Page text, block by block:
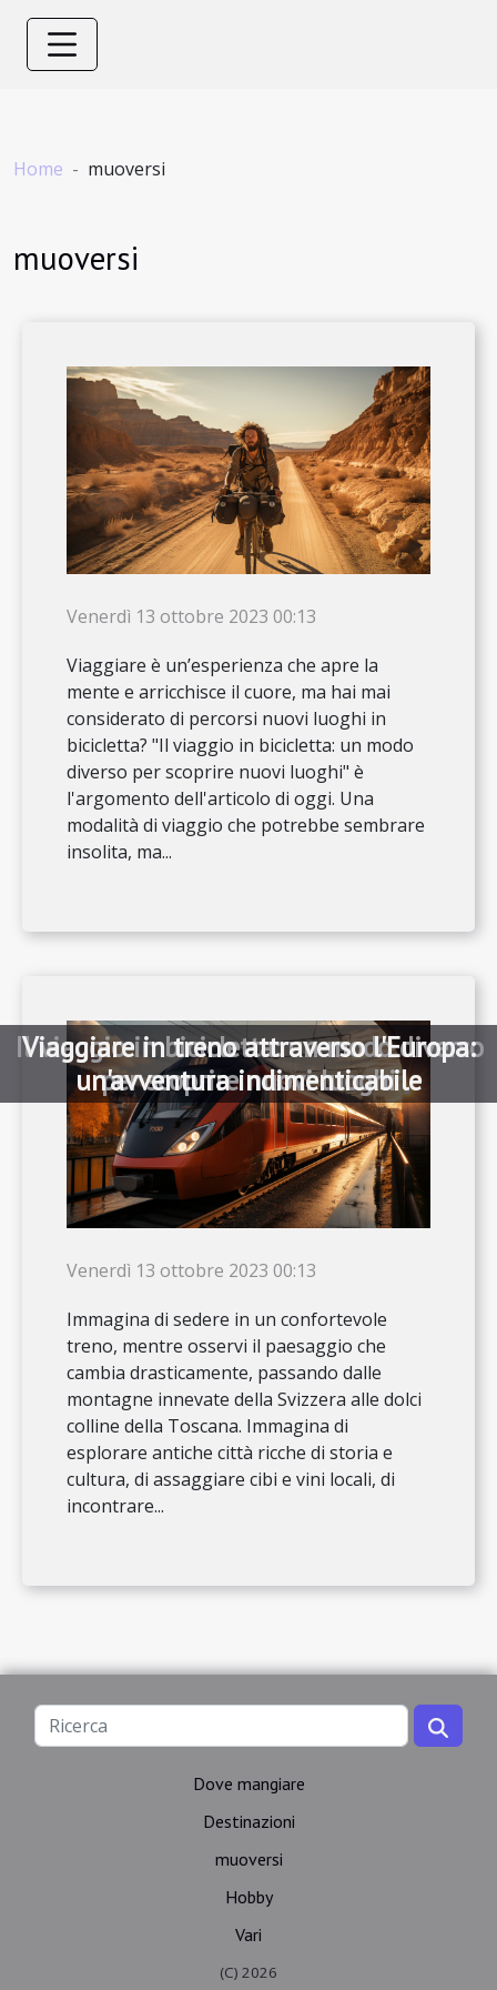
Home muoversi
muoversi
Il viaggio in bicicletta: un modo diverso
per scoprire nuovi luoghi
Venerdì 13 ottobre 2023 00:13
Viaggiare è un’esperienza che apre la
mente e arricchisce il cuore, ma hai mai
considerato di percorsi nuovi luoghi in
bicicletta? "Il viaggio in bicicletta: un modo
diverso per scoprire nuovi luoghi" è
l'argomento dell'articolo di oggi. Una
modalità di viaggio che potrebbe sembrare
insolita, ma...
Viaggiare in treno attraverso l'Europa:
un'avventura indimenticabile
Venerdì 13 ottobre 2023 00:13
Immagina di sedere in un confortevole
treno, mentre osservi il paesaggio che
cambia drasticamente, passando dalle
montagne innevate della Svizzera alle dolci
colline della Toscana. Immagina di
esplorare antiche città ricche di storia e
cultura, di assaggiare cibi e vini locali, di
incontrare...
Dove mangiare
Destinazioni
muoversi
Hobby
Vari
(C) 2026